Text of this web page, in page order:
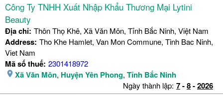
Công Ty TNHH Xuất Nhập Khẩu Thương Mại Lytini
Beauty
Địa chỉ: Thôn Thọ Khê, Xã Văn Môn, Tỉnh Bắc Ninh, Việt Nam
Address: Tho Khe Hamlet, Van Mon Commune, Tinh Bac Ninh,
Viet Nam
Mã số thuế: 2301418972
Xã Văn Môn, Huyện Yên Phong, Tỉnh Bắc Ninh
Ngày thành lập: 7-8-2026